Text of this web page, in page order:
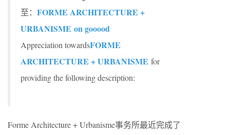
至： FORME ARCHITECTURE +
URBANISME on gooood
Appreciation towardsFORME
ARCHITECTURE + URBANISME for
providing the following description:
Forme Architecture + Urbanisme事务所最近完成了